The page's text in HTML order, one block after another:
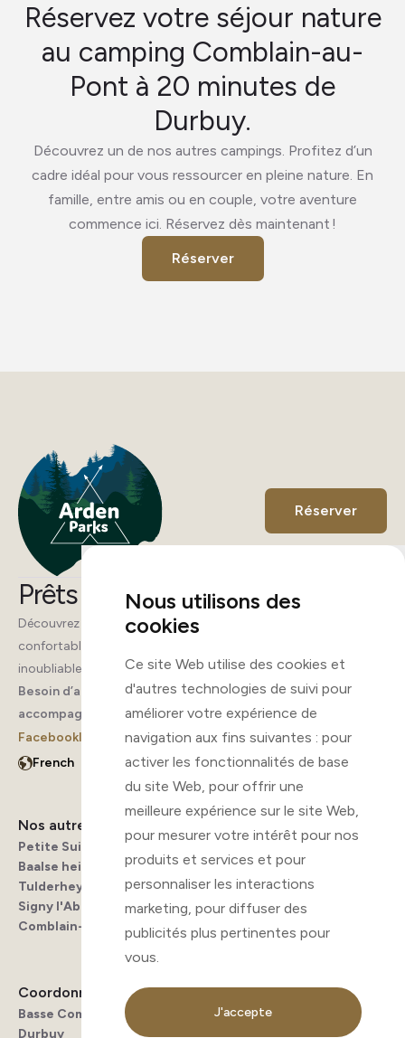
Nous utilisons des
cookies
Ce site Web utilise des cookies et
d'autres technologies de suivi pour
améliorer votre expérience de
navigation aux fins suivantes : pour
activer les fonctionnalités de base
du site Web, pour offrir une
meilleure expérience sur le site Web,
pour mesurer votre intérêt pour nos
produits et services et pour
personnaliser les interactions
marketing, pour diffuser des
publicités plus pertinentes pour
vous.
J'accepte
Réservez votre séjour nature
au camping Comblain-au-
Pont à 20 minutes de
Durbuy.
Découvrez un de nos autres campings. Profitez d’un
cadre idéal pour vous ressourcer en pleine nature. En
famille, entre amis ou en couple, votre aventure
commence ici. Réservez dès maintenant !
Réserver
Réserver
Prêts pour l'aventure ?
Découvrez la nature comme jamais auparavant. Des campings
confortables, des activités pour tous et des souvenirs
inoubliables vous attendent.
Besoin d’aide ? Appelez-nous, nous sommes là pour vous
accompagner.
FacebookInstagram
Nos autres campings
Petite Suisse
Baalse hei
Tulderheyde
Signy l'Abbaye
Comblain-au-Pont
Infos pratiques
Les alentours
FAQ
Contact
Coordonnées
Basse Commène 40, 6940
Durbuy